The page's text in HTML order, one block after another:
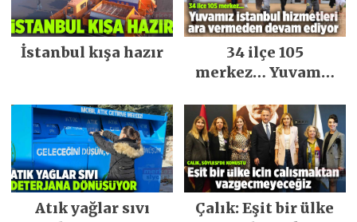
İstanbul kışa hazır
34 ilçe 105
merkez… Yuvamız
ara vermeden
devam ediyor
Atık yağlar sıvı
Çalık: Eşit bir ülke